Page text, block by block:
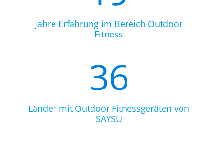
Jahre Erfahrung im Bereich Outdoor
Fitness
36
Länder mit Outdoor Fitnessgeräten von
SAYSU